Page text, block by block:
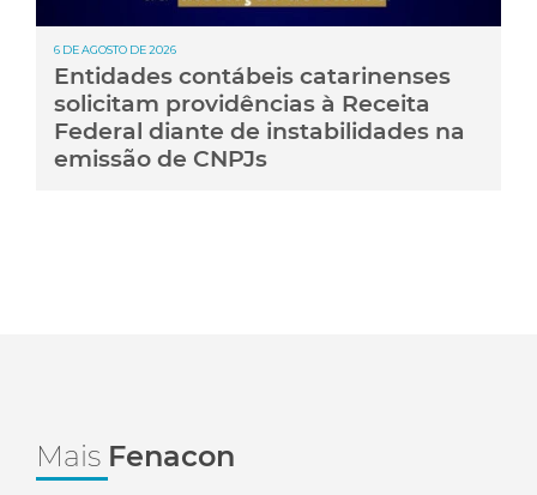
6 DE AGOSTO DE 2026
Entidades contábeis catarinenses
solicitam providências à Receita
Federal diante de instabilidades na
emissão de CNPJs
Mais Fenacon